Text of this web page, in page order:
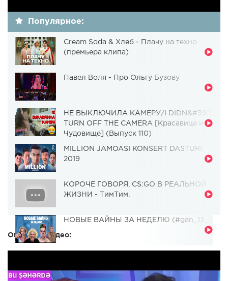
Популярное:
Cream Soda & Хлеб - Плачу на техно
(премьера клипа)
Павел Воля - Про Ольгу Бузову
НЕ ВЫКЛЮЧИЛА КАМЕРУ/I DIDN&#39;T
TURN OFF THE CAMERA [Красавица и
Чудовище] (Выпуск 110)
MILLION JAMOASI KONSERT DASTURI
2019
КОРОЧЕ ГОВОРЯ, CS:GO В РЕАЛЬНОЙ
ЖИЗНИ - ТимТим.
НОВЫЕ ВАЙНЫ ЗА НЕДЕЛЮ (#gan_13_)
Описание видео: